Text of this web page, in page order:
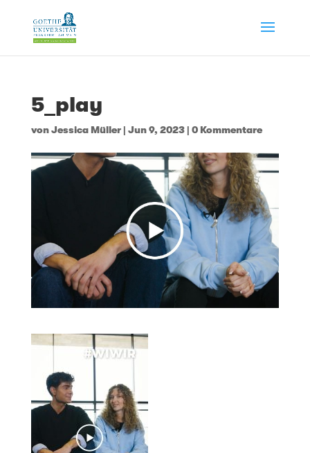
5_play
vonJessica Müller| Jun 9, 2023| 0 Kommentare